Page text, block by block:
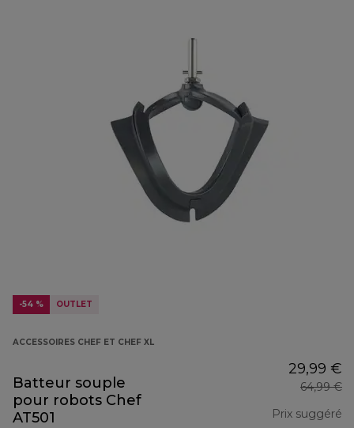
-54 % OUTLET
ACCESSOIRES CHEF ET CHEF XL
Batteur souple
pour robots Chef
AT501
29,99 €
64,99 €
Prix suggéré